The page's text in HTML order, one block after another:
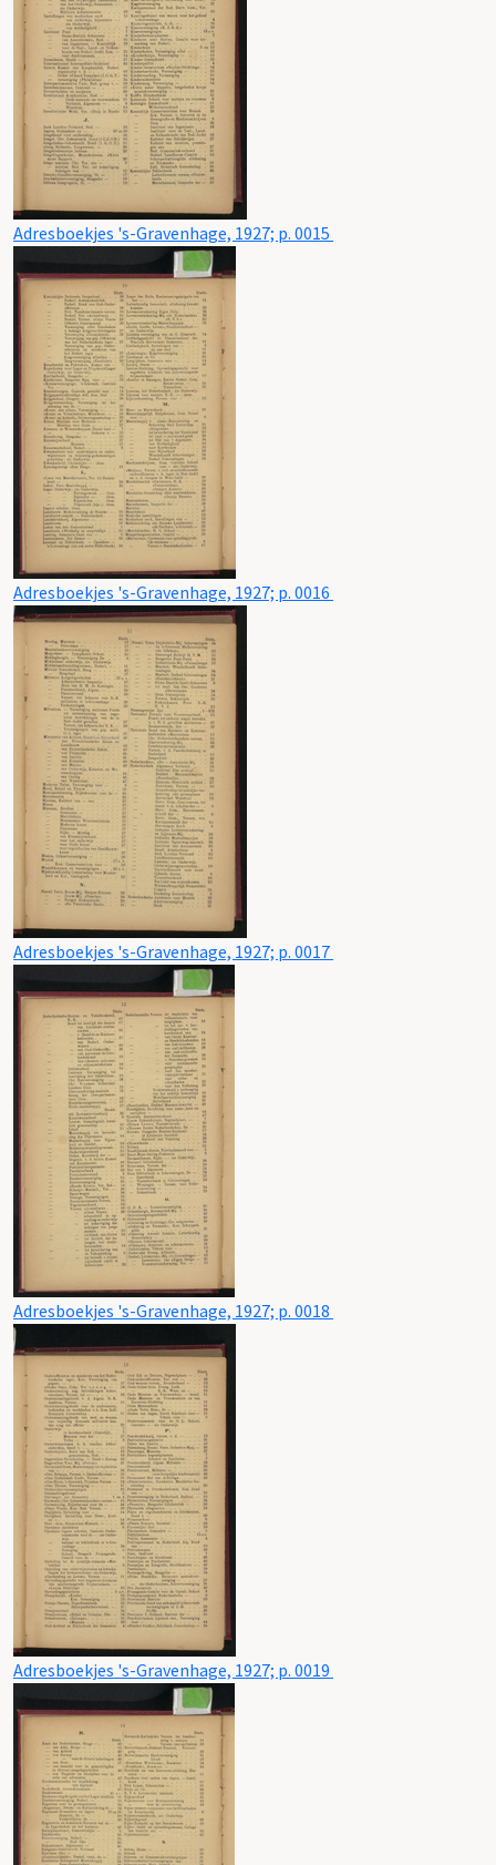
Adresboekjes 's-Gravenhage, 1927; p. 0015
Adresboekjes 's-Gravenhage, 1927; p. 0016
Adresboekjes 's-Gravenhage, 1927; p. 0017
Adresboekjes 's-Gravenhage, 1927; p. 0018
Adresboekjes 's-Gravenhage, 1927; p. 0019